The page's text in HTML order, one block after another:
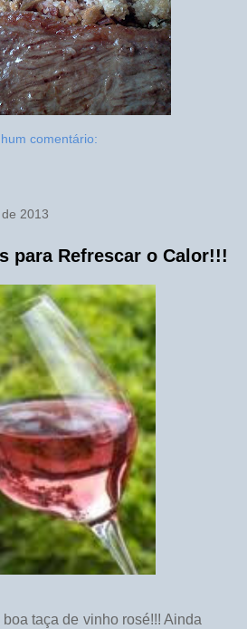
comentário:
2013
para Refrescar o Calor!!!
taça de vinho rosé!!! Ainda